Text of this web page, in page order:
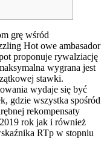
grę wśród
Hot owe ambasador
proponuje rywalziację
wygrana jest
stawki.
wydaje się być
gdzie wszystka spośród
rekompensaty
rok jak i również
RTp w stopniu